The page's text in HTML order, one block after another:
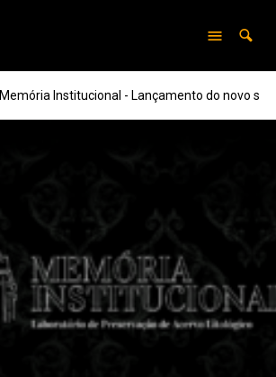
Memória Institucional - Lançamento do novo